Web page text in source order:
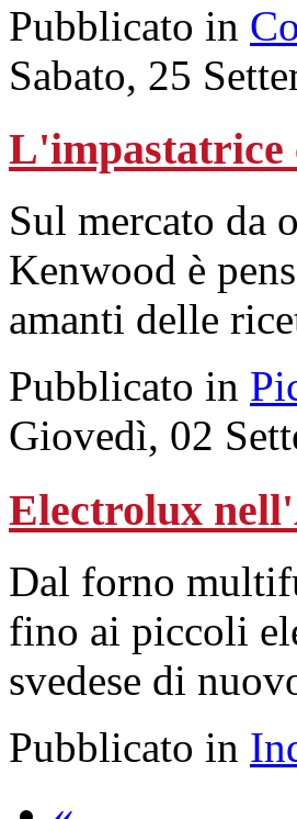
Pubblicato in
Sabato, 25
L'impastatrice
Sul mercato da
Kenwood è
amanti delle
Pubblicato in
Giovedì, 02
Electrolux
Dal forno
fino ai piccoli
svedese di
Pubblicato in